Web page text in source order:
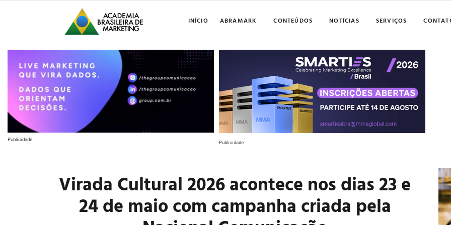
INÍCIO ABRAMARK CONTEÚDOS NOTÍCIAS SERVIÇOS
Publicidade Publicidade
Virada Cultural 2026 acontece nos dias 23 e
24 de maio com campanha criada pela